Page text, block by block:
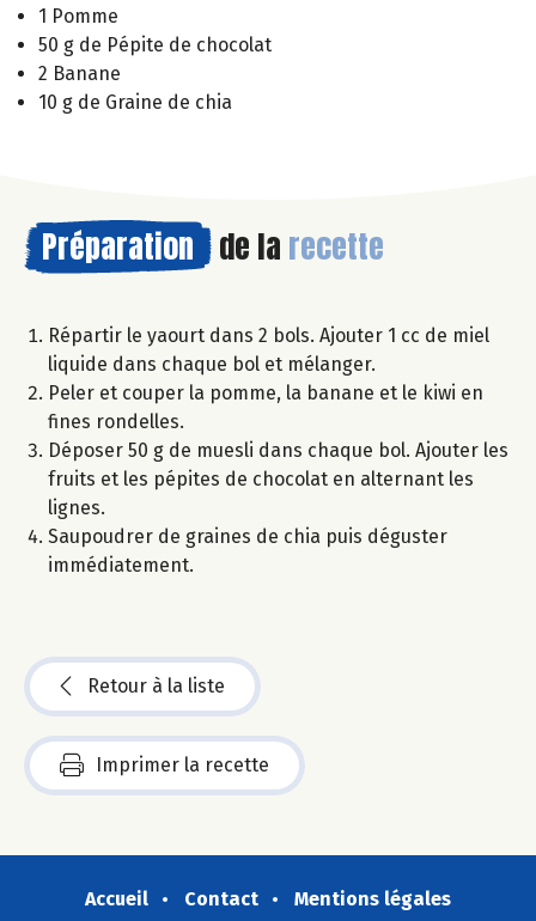
1 Pomme
50 g de Pépite de chocolat
2 Banane
10 g de Graine de chia
Préparation de la recette
Répartir le yaourt dans 2 bols. Ajouter 1 cc de miel
liquide dans chaque bol et mélanger.
Peler et couper la pomme, la banane et le kiwi en
fines rondelles.
Déposer 50 g de muesli dans chaque bol. Ajouter les
fruits et les pépites de chocolat en alternant les
lignes.
Saupoudrer de graines de chia puis déguster
immédiatement.
Retour à la liste
Imprimer la recette
Accueil Contact
Mentions légales